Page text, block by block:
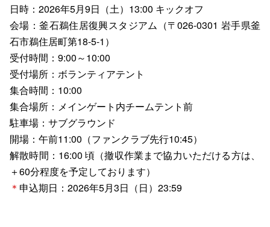
日時：2026年5月9日（土）13:00 キックオフ
会場：釜石鵜住居復興スタジアム（〒026-0301 岩手県釜
石市鵜住居町第18-5-1）
受付時間：9:00～10:00
受付場所：ボランティアテント
集合時間：10:00
集合場所：メインゲート内チームテント前
駐車場：サブグラウンド
開場：午前11:00（ファンクラブ先行10:45）
解散時間：16:00 頃（撤収作業まで協力いただける方は、
＋60分程度を予定しております）
＊ 申込期日：2026年5月3日（日）23:59